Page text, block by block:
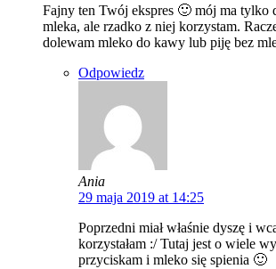
Fajny ten Twój ekspres 🙂 mój ma tylko
mleka, ale rzadko z niej korzystam.
dolewam mleko do kawy lub piję bez
Odpowiedz
Ania
29 maja 2019 at 14:25
Poprzedni miał właśnie dyszę i
korzystałam :/ Tutaj jest o wiele
przyciskam i mleko się spienia 🙂